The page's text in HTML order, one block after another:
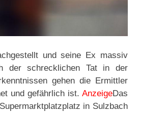
und seine Ex massiv
der schrecklichen Tat in der
gehen die Ermittler
und gefährlich ist. AnzeigeDas
in Sulzbach